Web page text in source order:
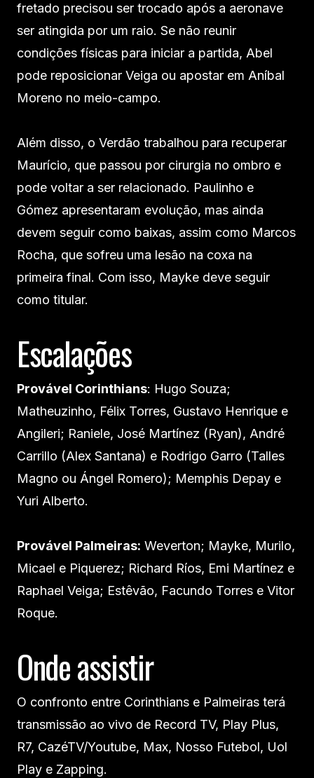
fretado precisou ser trocado após a aeronave
ser atingida por um raio. Se não reunir
condições físicas para iniciar a partida, Abel
pode reposicionar Veiga ou apostar em Aníbal
Moreno no meio-campo.
Além disso, o Verdão trabalhou para recuperar
Maurício, que passou por cirurgia no ombro e
pode voltar a ser relacionado. Paulinho e
Gómez apresentaram evolução, mas ainda
devem seguir como baixas, assim como Marcos
Rocha, que sofreu uma lesão na coxa na
primeira final. Com isso, Mayke deve seguir
como titular.
Escalações
Provável Corinthians: Hugo Souza;
Matheuzinho, Félix Torres, Gustavo Henrique e
Angileri; Raniele, José Martínez (Ryan), André
Carrillo (Alex Santana) e Rodrigo Garro (Talles
Magno ou Ángel Romero); Memphis Depay e
Yuri Alberto.
Provável Palmeiras: Weverton; Mayke, Murilo,
Micael e Piquerez; Richard Ríos, Emi Martínez e
Raphael Veiga; Estêvão, Facundo Torres e Vitor
Roque.
Onde assistir
O confronto entre Corinthians e Palmeiras terá
transmissão ao vivo de Record TV, Play Plus,
R7, CazéTV/Youtube, Max, Nosso Futebol, Uol
Play e Zapping.